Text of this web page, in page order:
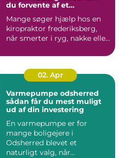
du forvente af et
Mange søger hjælp hos en
kiropraktor frederiksberg,
når smerter i ryg, nakke elle...
02. Apr
Varmepumpe odsherred
sådan får du mest muligt
ud af din investering
En varmepumpe er for
mange boligejere i
Odsherred blevet et
naturligt valg, når